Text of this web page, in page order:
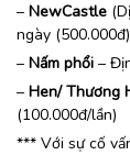
– NewCastle
ngày (500.000đ)
– Nấm phổi –
– Hen/ Thương
(100.000đ/lần)
*** Với sự cố